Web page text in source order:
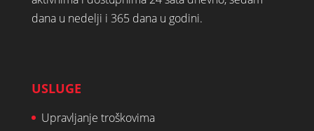
dana u nedelji i 365 dana u godini.
USLUGE
Upravljanje troškovima